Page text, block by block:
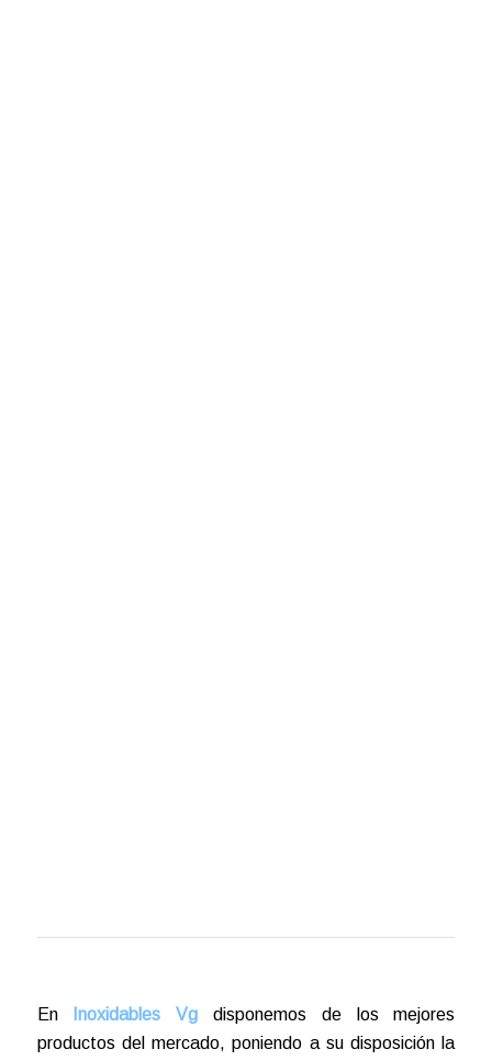
En Inoxidables Vgdisponemos de los mejores
productos del mercado, poniendo a su disposición la